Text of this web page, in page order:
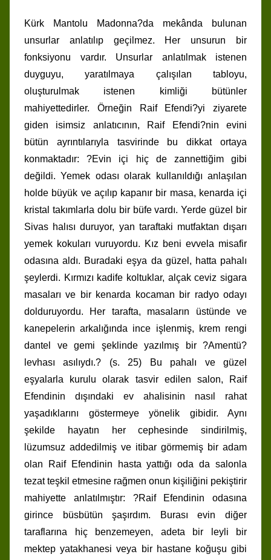
Kürk Mantolu Madonna?da mekânda bulunan
unsurlar anlatılıp geçilmez. Her unsurun bir
fonksiyonu vardır. Unsurlar anlatılmak istenen
duyguyu, yaratılmaya çalışılan tabloyu,
oluşturulmak istenen kimliği bütünler
mahiyettedirler. Örneğin Raif Efendi?yi ziyarete
giden isimsiz anlatıcının, Raif Efendi?nin evini
bütün ayrıntılarıyla tasvirinde bu dikkat ortaya
konmaktadır: ?Evin içi hiç de zannettiğim gibi
değildi. Yemek odası olarak kullanıldığı anlaşılan
holde büyük ve açılıp kapanır bir masa, kenarda içi
kristal takımlarla dolu bir büfe vardı. Yerde güzel bir
Sivas halısı duruyor, yan taraftaki mutfaktan dışarı
yemek kokuları vuruyordu. Kız beni evvela misafir
odasına aldı. Buradaki eşya da güzel, hatta pahalı
şeylerdi. Kırmızı kadife koltuklar, alçak ceviz sigara
masaları ve bir kenarda kocaman bir radyo odayı
dolduruyordu. Her tarafta, masaların üstünde ve
kanepelerin arkalığında ince işlenmiş, krem rengi
dantel ve gemi şeklinde yazılmış bir ?Amentü?
levhası asılıydı.? (s. 25) Bu pahalı ve güzel
eşyalarla kurulu olarak tasvir edilen salon, Raif
Efendinin dışındaki ev ahalisinin nasıl rahat
yaşadıklarını göstermeye yönelik gibidir. Aynı
şekilde hayatın her cephesinde sindirilmiş,
lüzumsuz addedilmiş ve itibar görmemiş bir adam
olan Raif Efendinin hasta yattığı oda da salonla
tezat teşkil etmesine rağmen onun kişiliğini pekiştirir
mahiyette anlatılmıştır: ?Raif Efendinin odasına
girince büsbütün şaşırdım. Burası evin diğer
taraflarına hiç benzemeyen, adeta bir leyli bir
mektep yatakhanesi veya bir hastane koğuşu gibi